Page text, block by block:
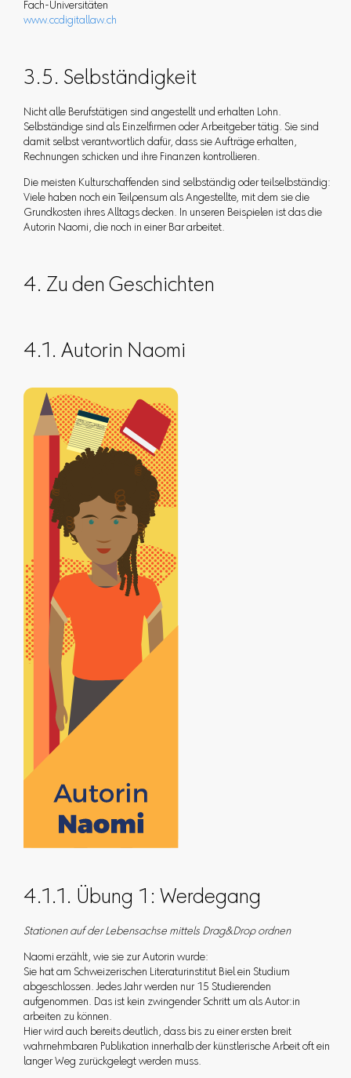
Fach-Universitäten
www.ccdigitallaw.ch
3.5. Selbständigkeit
Nicht alle Berufstätigen sind angestellt und erhalten Lohn.
Selbständige sind als Einzelfirmen oder Arbeitgeber tätig. Sie sind
damit selbst verantwortlich dafür, dass sie Aufträge erhalten,
Rechnungen schicken und ihre Finanzen kontrollieren.
Die meisten Kulturschaffenden sind selbständig oder teilselbständig:
Viele haben noch ein Teilpensum als Angestellte, mit dem sie die
Grundkosten ihres Alltags decken. In unseren Beispielen ist das die
Autorin Naomi, die noch in einer Bar arbeitet.
4. Zu den Geschichten
4.1. Autorin Naomi
4.1.1. Übung 1: Werdegang
Stationen auf der Lebensachse mittels Drag&Drop ordnen
Naomi erzählt, wie sie zur Autorin wurde:
Sie hat am Schweizerischen Literaturinstitut Biel ein Studium
abgeschlossen. Jedes Jahr werden nur 15 Studierenden
aufgenommen. Das ist kein zwingender Schritt um als Autor:in
arbeiten zu können.
Hier wird auch bereits deutlich, dass bis zu einer ersten breit
wahrnehmbaren Publikation innerhalb der künstlerische Arbeit oft ein
langer Weg zurückgelegt werden muss.